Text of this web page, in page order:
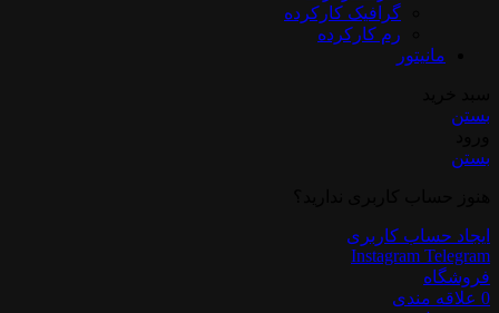
گرافیک کارکرده
رم کارکرده
مانیتور
بستن
بستن
ایجاد حساب کاربری
Instagram Telegram
فروشگاه
0 علاقه مندی